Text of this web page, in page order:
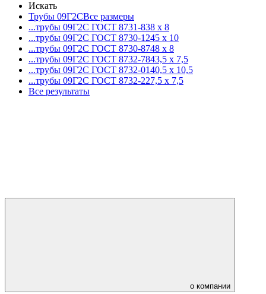
Искать
Трубы 09Г2СВсе размеры
...трубы 09Г2С ГОСТ 8731-838 x 8
...трубы 09Г2С ГОСТ 8730-1245 x 10
...трубы 09Г2С ГОСТ 8730-8748 x 8
...трубы 09Г2С ГОСТ 8732-7843,5 x 7,5
...трубы 09Г2С ГОСТ 8732-0140,5 x 10,5
...трубы 09Г2С ГОСТ 8732-227,5 x 7,5
Все результаты
о компании